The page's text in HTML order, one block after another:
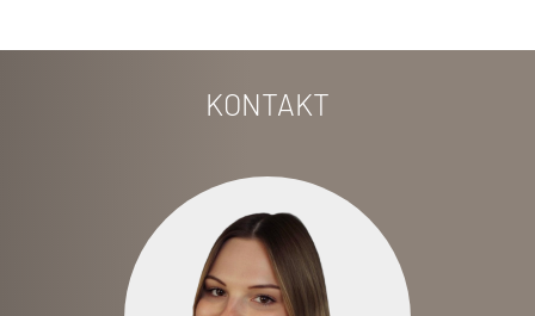
KONTAKT